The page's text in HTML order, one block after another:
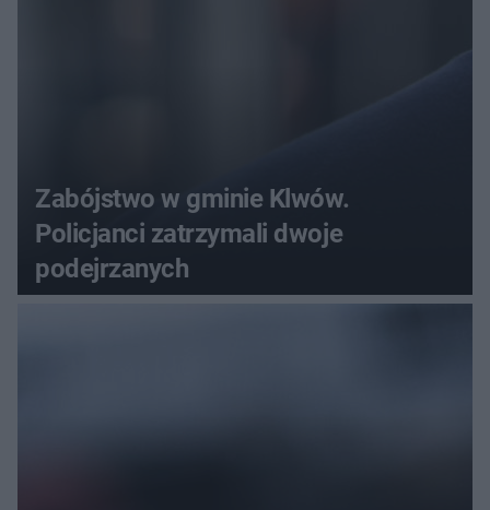
Zabójstwo w gminie Klwów.
Policjanci zatrzymali dwoje
podejrzanych